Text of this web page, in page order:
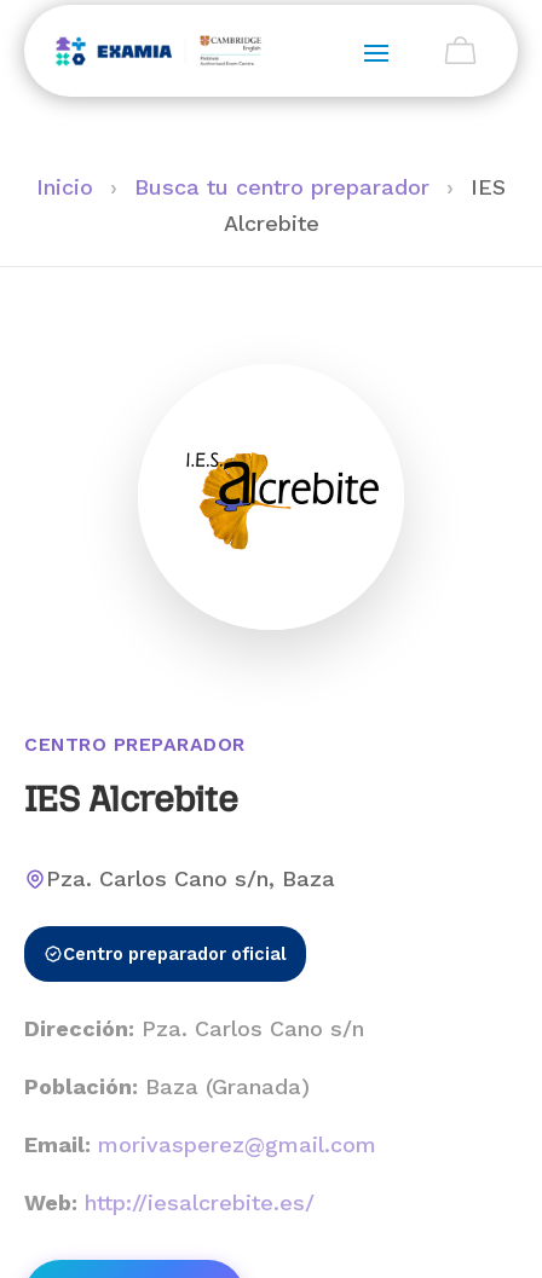
Inicio › Busca tu centro preparador ›
IES
Alcrebite
CENTRO PREPARADOR
IES Alcrebite
Pza. Carlos Cano s/n, Baza
Centro preparador oficial
Dirección: Pza. Carlos Cano s/n
Población: Baza (Granada)
Email: morivasperez@gmail.com
Web: http://iesalcrebite.es/